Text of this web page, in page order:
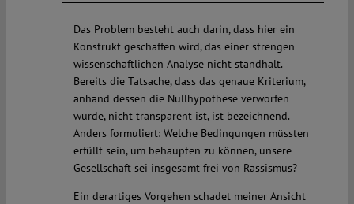
Das Problem besteht auch darin, dass hier ein
Konstrukt geschaffen wird, das einer strengen
wissenschaftlichen Analyse nicht standhält.
Bereits die Tatsache, dass das genaue Kriterium,
anhand dessen die Nullhypothese verworfen
wurde, nicht transparent ist, ist bezeichnend.
Anders formuliert: Welche Bedingungen müssten
erfüllt sein, um behaupten zu können, unsere
Gesellschaft sei insgesamt frei von Rassismus?
Ein derartiges Vorgehen schadet meiner Ansicht